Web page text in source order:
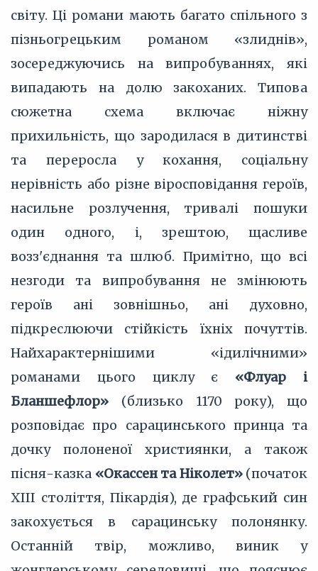
світу. Ці романи мають багато спільного з
пізньогрецьким романом «злиднів»,
зосереджуючись на випробуваннях, які
випадають на долю закоханих. Типова
сюжетна схема включає ніжну
прихильність, що зародилася в дитинстві
та переросла у кохання, соціальну
нерівність або різне віросповідання героїв,
насильне розлучення, тривалі пошуки
один одного, і, зрештою, щасливе
возз'єднання та шлюб. Примітно, що всі
незгоди та випробування не змінюють
героїв ані зовнішньо, ані духовно,
підкреслюючи стійкість їхніх почуттів.
Найхарактернішими «ідилічними»
романами цього циклу є «Флуар і
Бланшефлор» (близько 1170 року), що
розповідає про сарацинського принца та
дочку полоненої християнки, а також
пісня-казка «Окассен та Ніколет»(початок
XIII століття, Пікардія), де графський син
закохується в сарацинську полонянку.
Останній твір, можливо, виник у